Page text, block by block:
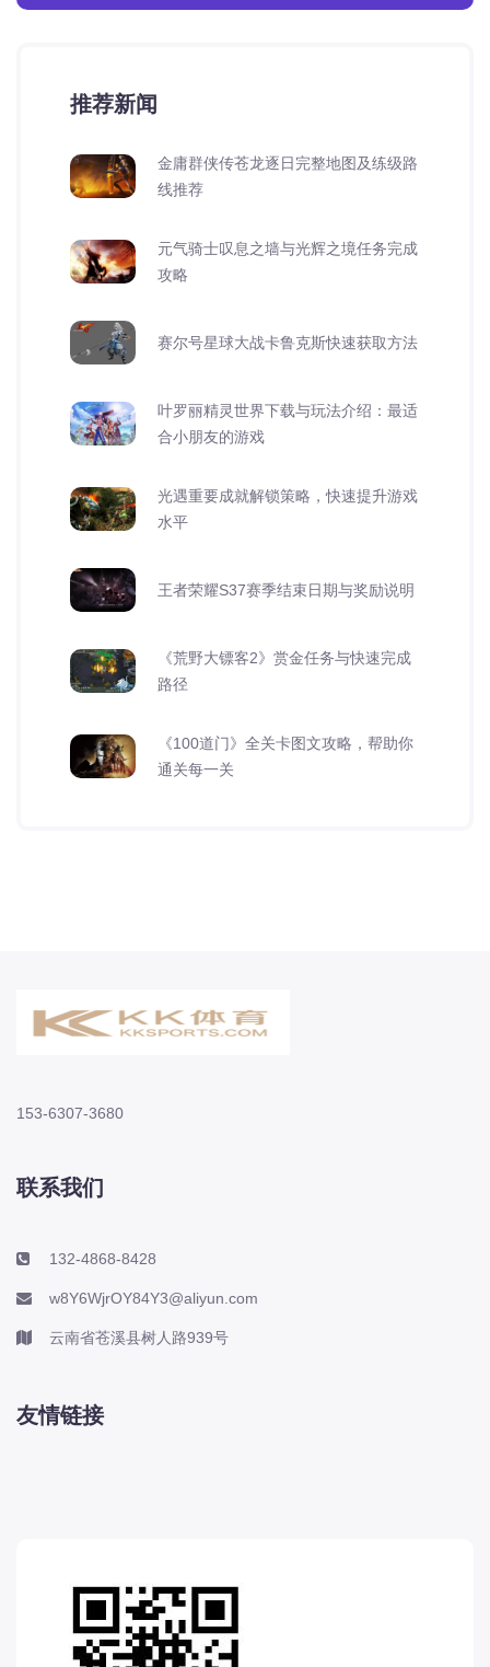
推荐新闻
金庸群侠传苍龙逐日完整地图及练级路
线推荐
元气骑士叹息之墙与光辉之境任务完成
攻略
赛尔号星球大战卡鲁克斯快速获取方法
叶罗丽精灵世界下载与玩法介绍：最适
合小朋友的游戏
光遇重要成就解锁策略，快速提升游戏
水平
王者荣耀S37赛季结束日期与奖励说明
《荒野大镖客2》赏金任务与快速完成
路径
《100道门》全关卡图文攻略，帮助你
通关每一关
153-6307-3680
联系我们
132-4868-8428
w8Y6WjrOY84Y3@aliyun.com
云南省苍溪县树人路939号
友情链接